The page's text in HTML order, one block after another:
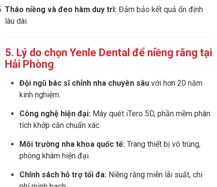
Tháo niềng và đeo hàm duy trì: Đảm bảo kết quả ổn định
lâu dài.
5. Lý do chọn Yenle Dental để niềng răng tại
Hải Phòng
Đội ngũ bác sĩ chỉnh nha chuyên sâu với hơn 20 năm
kinh nghiệm.
Công nghệ hiện đại: Máy quét iTero 5D, phần mềm phân
tích khớp cắn chuẩn xác.
Môi trường nha khoa quốc tế: Trang thiết bị vô trùng,
phòng khám hiện đại.
Chính sách hỗ trợ tối đa: Niềng răng miễn lãi suất, chi